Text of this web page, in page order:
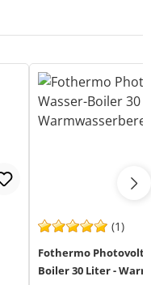
(1)
Fothermo
Boiler 30 Liter -